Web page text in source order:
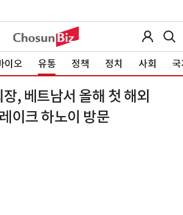
이오 유통 정책 정치 사회
, 베트남서 올해 첫 해외
이크 하노이 방문